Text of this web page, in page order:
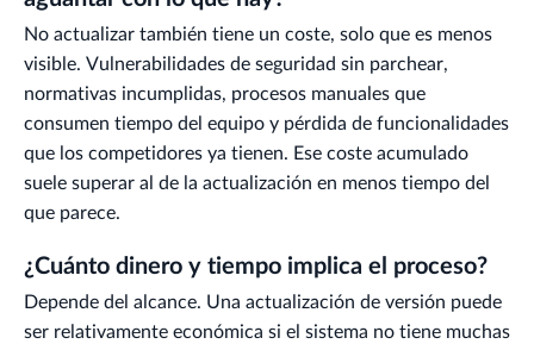
No actualizar también tiene un coste, solo que es menos
visible. Vulnerabilidades de seguridad sin parchear,
normativas incumplidas, procesos manuales que
consumen tiempo del equipo y pérdida de funcionalidades
que los competidores ya tienen. Ese coste acumulado
suele superar al de la actualización en menos tiempo del
que parece.
¿Cuánto dinero y tiempo implica el proceso?
Depende del alcance. Una actualización de versión puede
ser relativamente económica si el sistema no tiene muchas